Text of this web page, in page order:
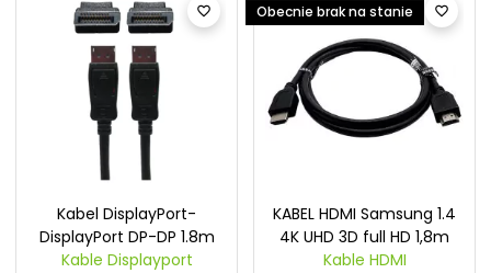

Kabel DisplayPort-
DisplayPort DP-DP 1.8m
Kable Displayport

KABEL HDMI Samsung 1.4
4K UHD 3D full HD 1,8m
Kable HDMI
Obecnie brak na stanie